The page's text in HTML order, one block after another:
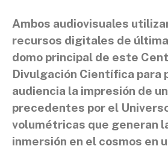
Ambos audiovisuales
recursos digitales de
domo principal de este
Divulgación Científica para
audiencia la impresión de
precedentes por el
volumétricas que generan
inmersión en el cosmos en